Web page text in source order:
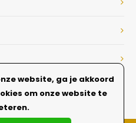
website, ga je akkoord
om onze website te